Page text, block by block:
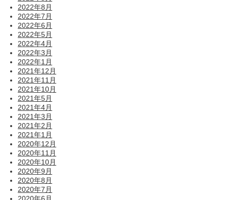
2022年8月
2022年7月
2022年6月
2022年5月
2022年4月
2022年3月
2022年1月
2021年12月
2021年11月
2021年10月
2021年5月
2021年4月
2021年3月
2021年2月
2021年1月
2020年12月
2020年11月
2020年10月
2020年9月
2020年8月
2020年7月
2020年6月